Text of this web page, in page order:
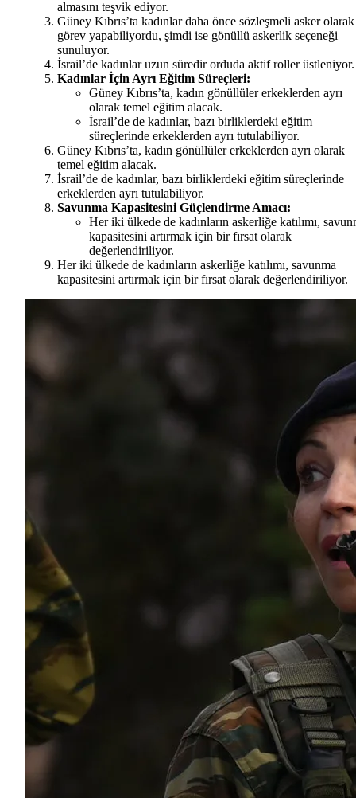
almasını teşvik ediyor.
Güney Kıbrıs’ta kadınlar daha önce sözleşmeli asker olarak
görev yapabiliyordu, şimdi ise gönüllü askerlik seçeneği
sunuluyor.
İsrail’de kadınlar uzun süredir orduda aktif roller üstleniyor.
Kadınlar İçin Ayrı Eğitim Süreçleri:
Güney Kıbrıs’ta, kadın gönüllüler erkeklerden ayrı
olarak temel eğitim alacak.
İsrail’de de kadınlar, bazı birliklerdeki eğitim
süreçlerinde erkeklerden ayrı tutulabiliyor.
Güney Kıbrıs’ta, kadın gönüllüler erkeklerden ayrı olarak
temel eğitim alacak.
İsrail’de de kadınlar, bazı birliklerdeki eğitim süreçlerinde
erkeklerden ayrı tutulabiliyor.
Savunma Kapasitesini Güçlendirme Amacı:
Her iki ülkede de kadınların askerliğe katılımı,
kapasitesini artırmak için bir fırsat olarak
değerlendiriliyor.
Her iki ülkede de kadınların askerliğe katılımı, savunma
kapasitesini artırmak için bir fırsat olarak değerlendiriliyor.